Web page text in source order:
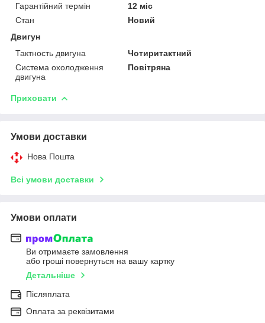
Гарантійний термін
12 міс
Стан
Новий
Двигун
Тактность двигуна
Чотиритактний
Система охолодження
двигуна
Повітряна
Приховати
Умови доставки
Нова Пошта
Всі умови доставки
Умови оплати
Ви отримаєте замовлення
або гроші повернуться на вашу картку
Детальніше
Післяплата
Оплата за реквізитами